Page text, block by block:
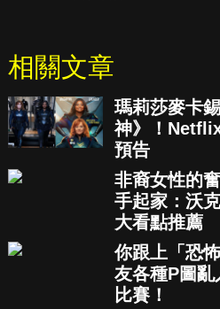
相關文章
瑪莉莎麥卡
神》！
預告
非裔女性的
手起家：沃
大看點推薦
你跟上「恐
友各種P圖
比賽！